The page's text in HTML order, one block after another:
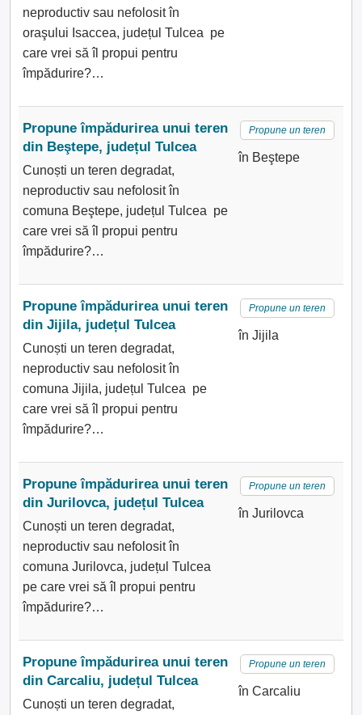
neproductiv sau nefolosit în
oraşului Isaccea, județul Tulcea pe
care vrei să îl propui pentru
împădurire?…
Propune împădurirea unui teren
din Beştepe, județul Tulcea
Cunoști un teren degradat,
neproductiv sau nefolosit în
comuna Beştepe, județul Tulcea pe
care vrei să îl propui pentru
împădurire?…
Propune un teren
în Beştepe
Propune împădurirea unui teren
din Jijila, județul Tulcea
Cunoști un teren degradat,
neproductiv sau nefolosit în
comuna Jijila, județul Tulcea pe
care vrei să îl propui pentru
împădurire?…
Propune un teren
în Jijila
Propune împădurirea unui teren
din Jurilovca, județul Tulcea
Cunoști un teren degradat,
neproductiv sau nefolosit în
comuna Jurilovca, județul Tulcea
pe care vrei să îl propui pentru
împădurire?…
Propune un teren
în Jurilovca
Propune împădurirea unui teren
din Carcaliu, județul Tulcea
Cunoști un teren degradat,
Propune un teren
în Carcaliu